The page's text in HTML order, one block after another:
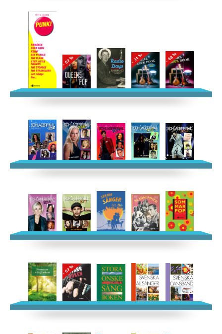
- 57 % - 31 % - 68 %
- 67 %